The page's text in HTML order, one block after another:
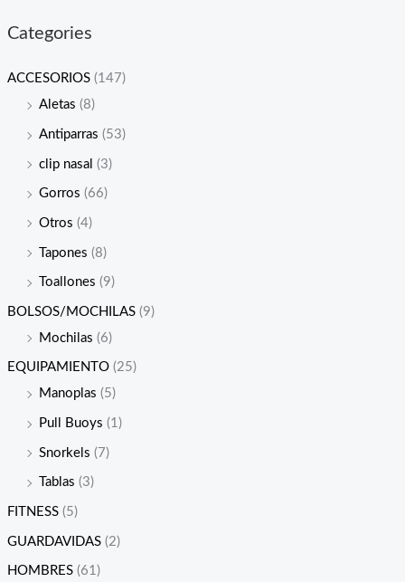
Categories
ACCESORIOS (147)
Aletas (8)
Antiparras (53)
clip nasal (3)
Gorros (66)
Otros (4)
Tapones (8)
Toallones (9)
BOLSOS/MOCHILAS (9)
Mochilas (6)
EQUIPAMIENTO (25)
Manoplas (5)
Pull Buoys (1)
Snorkels (7)
Tablas (3)
FITNESS (5)
GUARDAVIDAS (2)
HOMBRES (61)